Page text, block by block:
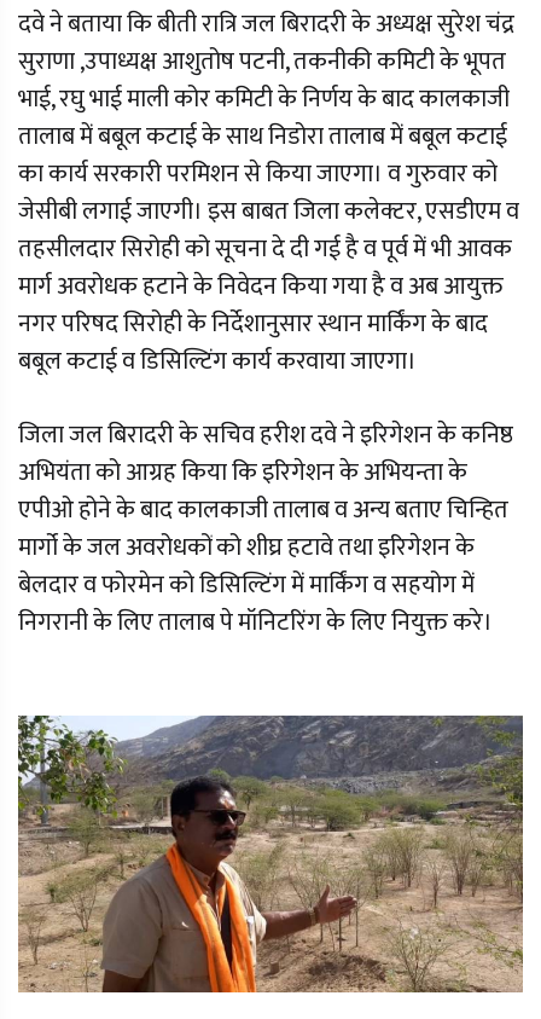
दवे ने बताया कि बीती रात्रि जल बिरादरी के अध्यक्ष सुरेश चंद्र
सुराणा ,उपाध्यक्ष आशुतोष पटनी, तकनीकी कमिटी के भूपत
भाई, रघु भाई माली कोर कमिटी के निर्णय के बाद कालकाजी
तालाब में बबूल कटाई के साथ निडोरा तालाब में बबूल कटाई
का कार्य सरकारी परमिशन से किया जाएगा। व गुरुवार को
जेसीबी लगाई जाएगी। इस बाबत जिला कलेक्टर, एसडीएम व
तहसीलदार सिरोही को सूचना दे दी गई है व पूर्व में भी आवक
मार्ग अवरोधक हटाने के निवेदन किया गया है व अब आयुक्त
नगर परिषद सिरोही के निर्देशानुसार स्थान मार्किंग के बाद
बबूल कटाई व डिसिल्टिंग कार्य करवाया जाएगा।
जिला जल बिरादरी के सचिव हरीश दवे ने इरिगेशन के कनिष्ठ
अभियंता को आग्रह किया कि इरिगेशन के अभियन्ता के
एपीओ होने के बाद कालकाजी तालाब व अन्य बताए चिन्हित
मार्गो के जल अवरोधकों को शीघ्र हटावे तथा इरिगेशन के
बेलदार व फोरमेन को डिसिल्टिंग में मार्किंग व सहयोग में
निगरानी के लिए तालाब पे मॉनिटरिंग के लिए नियुक्त करे।